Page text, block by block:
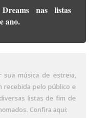
nas listas
ano.
sua música de estreia,
recebida pelo público e
listas de fim de
Confira aqui: